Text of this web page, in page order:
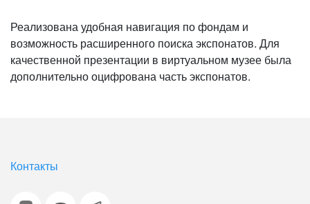
Реализована удобная навигация по фондам и
возможность расширенного поиска экспонатов. Для
качественной презентации в виртуальном музее была
дополнительно оцифрована часть экспонатов.
Контакты